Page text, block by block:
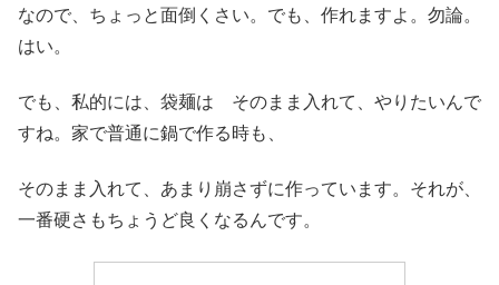
なので、ちょっと面倒くさい。でも、作れますよ。勿論。
はい。
でも、私的には、袋麺は そのまま入れて、やりたいんで
すね。家で普通に鍋で作る時も、
そのまま入れて、あまり崩さずに作っています。それが、
一番硬さもちょうど良くなるんです。